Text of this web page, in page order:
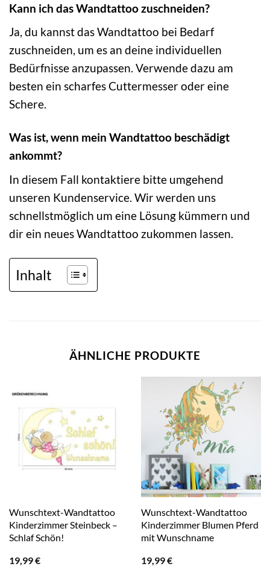
Kann ich das Wandtattoo zuschneiden?
Ja, du kannst das Wandtattoo bei Bedarf
zuschneiden, um es an deine individuellen
Bedürfnisse anzupassen. Verwende dazu am
besten ein scharfes Cuttermesser oder eine
Schere.
Was ist, wenn mein Wandtattoo beschädigt
ankommt?
In diesem Fall kontaktiere bitte umgehend
unseren Kundenservice. Wir werden uns
schnellstmöglich um eine Lösung kümmern und
dir ein neues Wandtattoo zukommen lassen.
Inhalt
ÄHNLICHE PRODUKTE
Wunschtext-Wandtattoo
Kinderzimmer Steinbeck –
Schlaf Schön!
19,99€
Wunschtext-Wandtattoo
Kinderzimmer Blumen Pferd
mit Wunschname
19,99€